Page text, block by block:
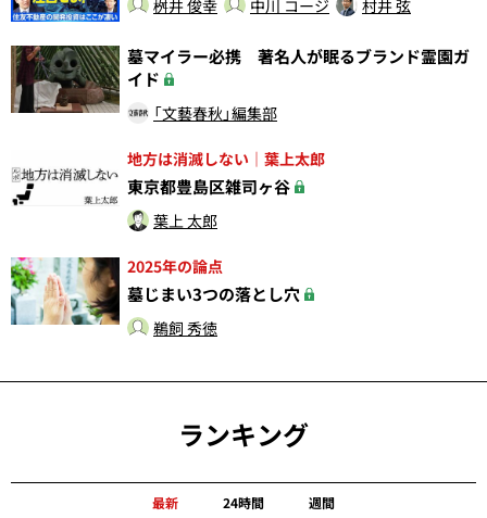
桝井 俊幸 中川 コージ 村井 弦
墓マイラー必携 著名人が眠るブランド霊園ガ
イド
「文藝春秋」編集部
地方は消滅しない｜葉上太郎
東京都豊島区雑司ヶ谷
葉上 太郎
2025年の論点
墓じまい3つの落とし穴
鵜飼 秀徳
ランキング
最新 24時間 週間